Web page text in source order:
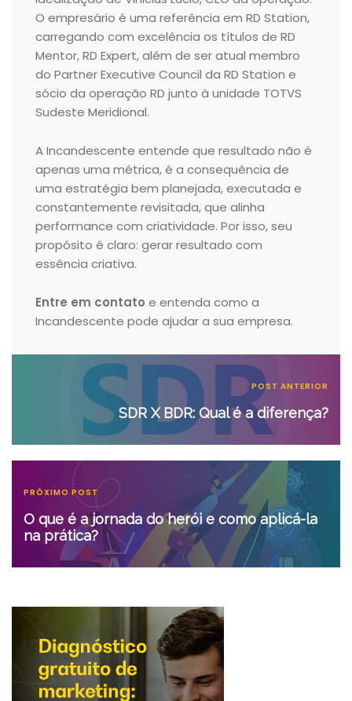
O empresário é uma referência em RD Station,
carregando com excelência os títulos de RD
Mentor, RD Expert, além de ser atual membro
do Partner Executive Council da RD Station e
sócio da operação RD junto à unidade TOTVS
Sudeste Meridional.
A Incandescente entende que resultado não é
apenas uma métrica, é a consequência de
uma estratégia bem planejada, executada e
constantemente revisitada, que alinha
performance com criatividade. Por isso, seu
propósito é claro: gerar resultado com
essência criativa.
Entre em contato e entenda como a
Incandescente pode ajudar a sua empresa.
POST ANTERIOR
SDR X BDR: Qual é a diferença?
PRÓXIMO POST
O que é a jornada do herói e como aplicá-la
na prática?